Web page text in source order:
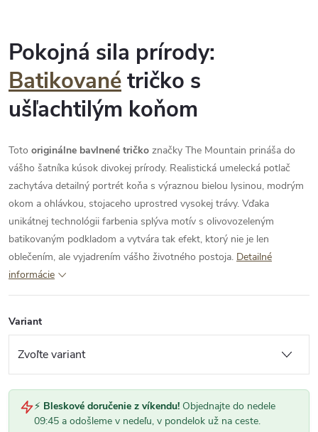
Pokojná sila prírody:
Batikovanétričko s
ušľachtilým koňom
Toto originálne bavlnené tričko značky The Mountain prináša do
vášho šatníka kúsok divokej prírody. Realistická umelecká potlač
zachytáva detailný portrét koňa s výraznou bielou lysinou, modrým
okom a ohlávkou, stojaceho uprostred vysokej trávy. Vďaka
unikátnej technológii farbenia splýva motív s olivovozeleným
batikovaným podkladom a vytvára tak efekt, ktorý nie je len
oblečením, ale vyjadrením vášho životného postoja. Detailné
informácie
Variant
⚡ Bleskové doručenie z víkendu! Objednajte do nedele
09:45 a odošleme v nedeľu, v pondelok už na ceste.